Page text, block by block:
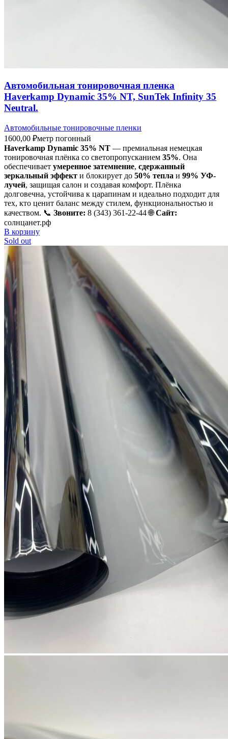
Автомобильная тонировочная пленка
Haverkamp Dynamic 35% NT, SunTek Infinity 35
Neutral.
Автомобильные тонировочные пленки
1600,00 ₽метр погонный
Haverkamp Dynamic 35% NT — премиальная немецкая
тонировочная плёнка со светопропусканием 35%. Она
обеспечивает умеренное затемнение, сдержанный
зеркальный эффект и блокирует до 50% тепла и 99% УФ-
лучей, защищая салон и создавая комфорт. Плёнка
долговечна, устойчива к царапинам и идеально подходит для
тех, кто ценит баланс между стилем, функциональностью и
качеством. 📞 Звоните: 8 (343) 361-22-44 🌐Сайт:
солнцанет.рф
В корзину
Sold out